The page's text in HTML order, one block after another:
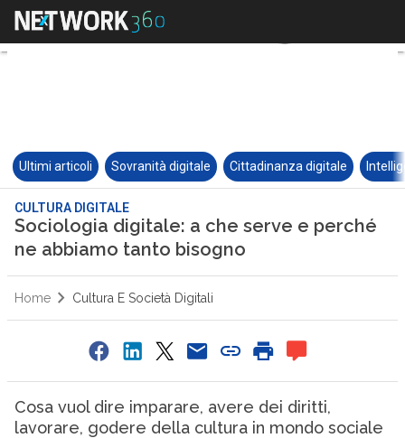
Ultimi articoli Sovranità digitale Cittadinanza digitale
CULTURA DIGITALE
Sociologia digitale: a che serve e perché
ne abbiamo tanto bisogno
Home Cultura E Società Digitali
Cosa vuol dire imparare, avere dei diritti,
lavorare, godere della cultura in mondo sociale